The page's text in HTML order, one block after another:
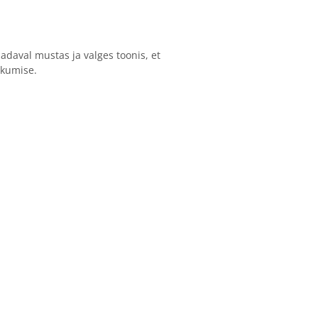
mustas ja valges toonis, et